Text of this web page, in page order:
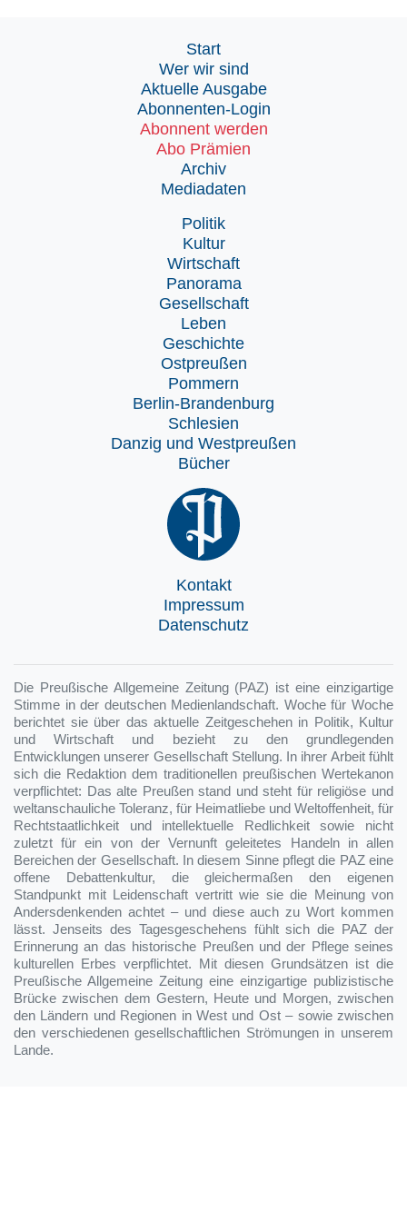
Start
Wer wir sind
Aktuelle Ausgabe
Abonnenten-Login
Abonnent werden
Abo Prämien
Archiv
Mediadaten
Politik
Kultur
Wirtschaft
Panorama
Gesellschaft
Leben
Geschichte
Ostpreußen
Pommern
Berlin-Brandenburg
Schlesien
Danzig und Westpreußen
Bücher
Kontakt
Impressum
Datenschutz
Die Preußische Allgemeine Zeitung (PAZ) ist eine einzigartige
Stimme in der deutschen Medienlandschaft. Woche für Woche
berichtet sie über das aktuelle Zeitgeschehen in Politik, Kultur
und Wirtschaft und bezieht zu den grundlegenden
Entwicklungen unserer Gesellschaft Stellung. In ihrer Arbeit fühlt
sich die Redaktion dem traditionellen preußischen Wertekanon
verpflichtet: Das alte Preußen stand und steht für religiöse und
weltanschauliche Toleranz, für Heimatliebe und Weltoffenheit, für
Rechtstaatlichkeit und intellektuelle Redlichkeit sowie nicht
zuletzt für ein von der Vernunft geleitetes Handeln in allen
Bereichen der Gesellschaft. In diesem Sinne pflegt die PAZ eine
offene Debattenkultur, die gleichermaßen den eigenen
Standpunkt mit Leidenschaft vertritt wie sie die Meinung von
Andersdenkenden achtet – und diese auch zu Wort kommen
lässt. Jenseits des Tagesgeschehens fühlt sich die PAZ der
Erinnerung an das historische Preußen und der Pflege seines
kulturellen Erbes verpflichtet. Mit diesen Grundsätzen ist die
Preußische Allgemeine Zeitung eine einzigartige publizistische
Brücke zwischen dem Gestern, Heute und Morgen, zwischen
den Ländern und Regionen in West und Ost – sowie zwischen
den verschiedenen gesellschaftlichen Strömungen in unserem
Lande.